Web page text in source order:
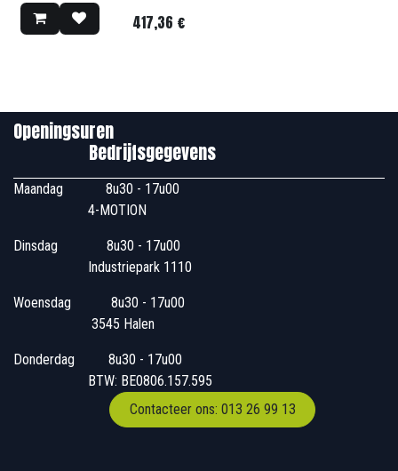
417,36 €
Openingsuren
Bedrijfsgegevens
Maandag
​8u30 - 17u00
4-MOTION
Dinsdag
​8u30 - 17u00
Industriepark 1110
Woensdag
​​​ 8u30 - 17u00
3545 Halen
Donderdag
​​8u30 - 17u00
BTW: BE0806.157.595
Contacteer ons: 013 26 99 13